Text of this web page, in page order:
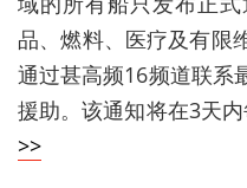
品、燃料、医疗及有限
通过甚高频16频道联系
援助。该通知将在3天内
>>